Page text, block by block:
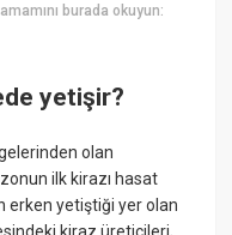
burada okuyun:
yetişir?
olan
ilk kirazı hasat
erken yetiştiği yer olan